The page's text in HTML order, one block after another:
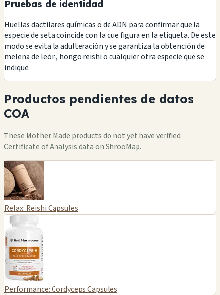
Pruebas de identidad
Huellas dactilares químicas o de ADN para confirmar que la
especie de seta coincide con la que figura en la etiqueta. De este
modo se evita la adulteración y se garantiza la obtención de
melena de león, hongo reishi o cualquier otra especie que se
indique.
Productos pendientes de datos
COA
These Mother Made products do not yet have verified
Certificate of Analysis data on ShrooMap.
Relax: Reishi Capsules
Performance: Cordyceps Capsules